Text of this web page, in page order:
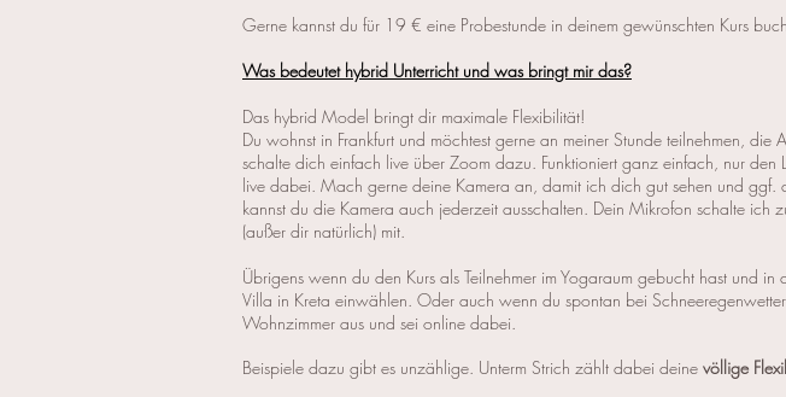
Gerne kannst du für 19 € eine Probestunde in deinem gewünschten Kurs
Was bedeutet hybrid Unterricht und was bringt mir das?
Das hybrid Model bringt dir maximale Flexibilität!
Du wohnst in Frankfurt und möchtest gerne an meiner Stunde teilnehmen,
schalte dich einfach live über Zoom dazu. Funktioniert ganz einfach, nur
live dabei. Mach gerne deine Kamera an, damit ich dich gut sehen und ggf.
kannst du die Kamera auch jederzeit ausschalten. Dein Mikrofon schalte ich
(außer dir natürlich) mit.
Übrigens wenn du den Kurs als Teilnehmer im Yogaraum gebucht hast und
Villa in Kreta einwählen. Oder auch wenn du spontan bei
Wohnzimmer aus und sei online dabei.
Beispiele dazu gibt es unzählige. Unterm Strich zählt dabei deine völlige